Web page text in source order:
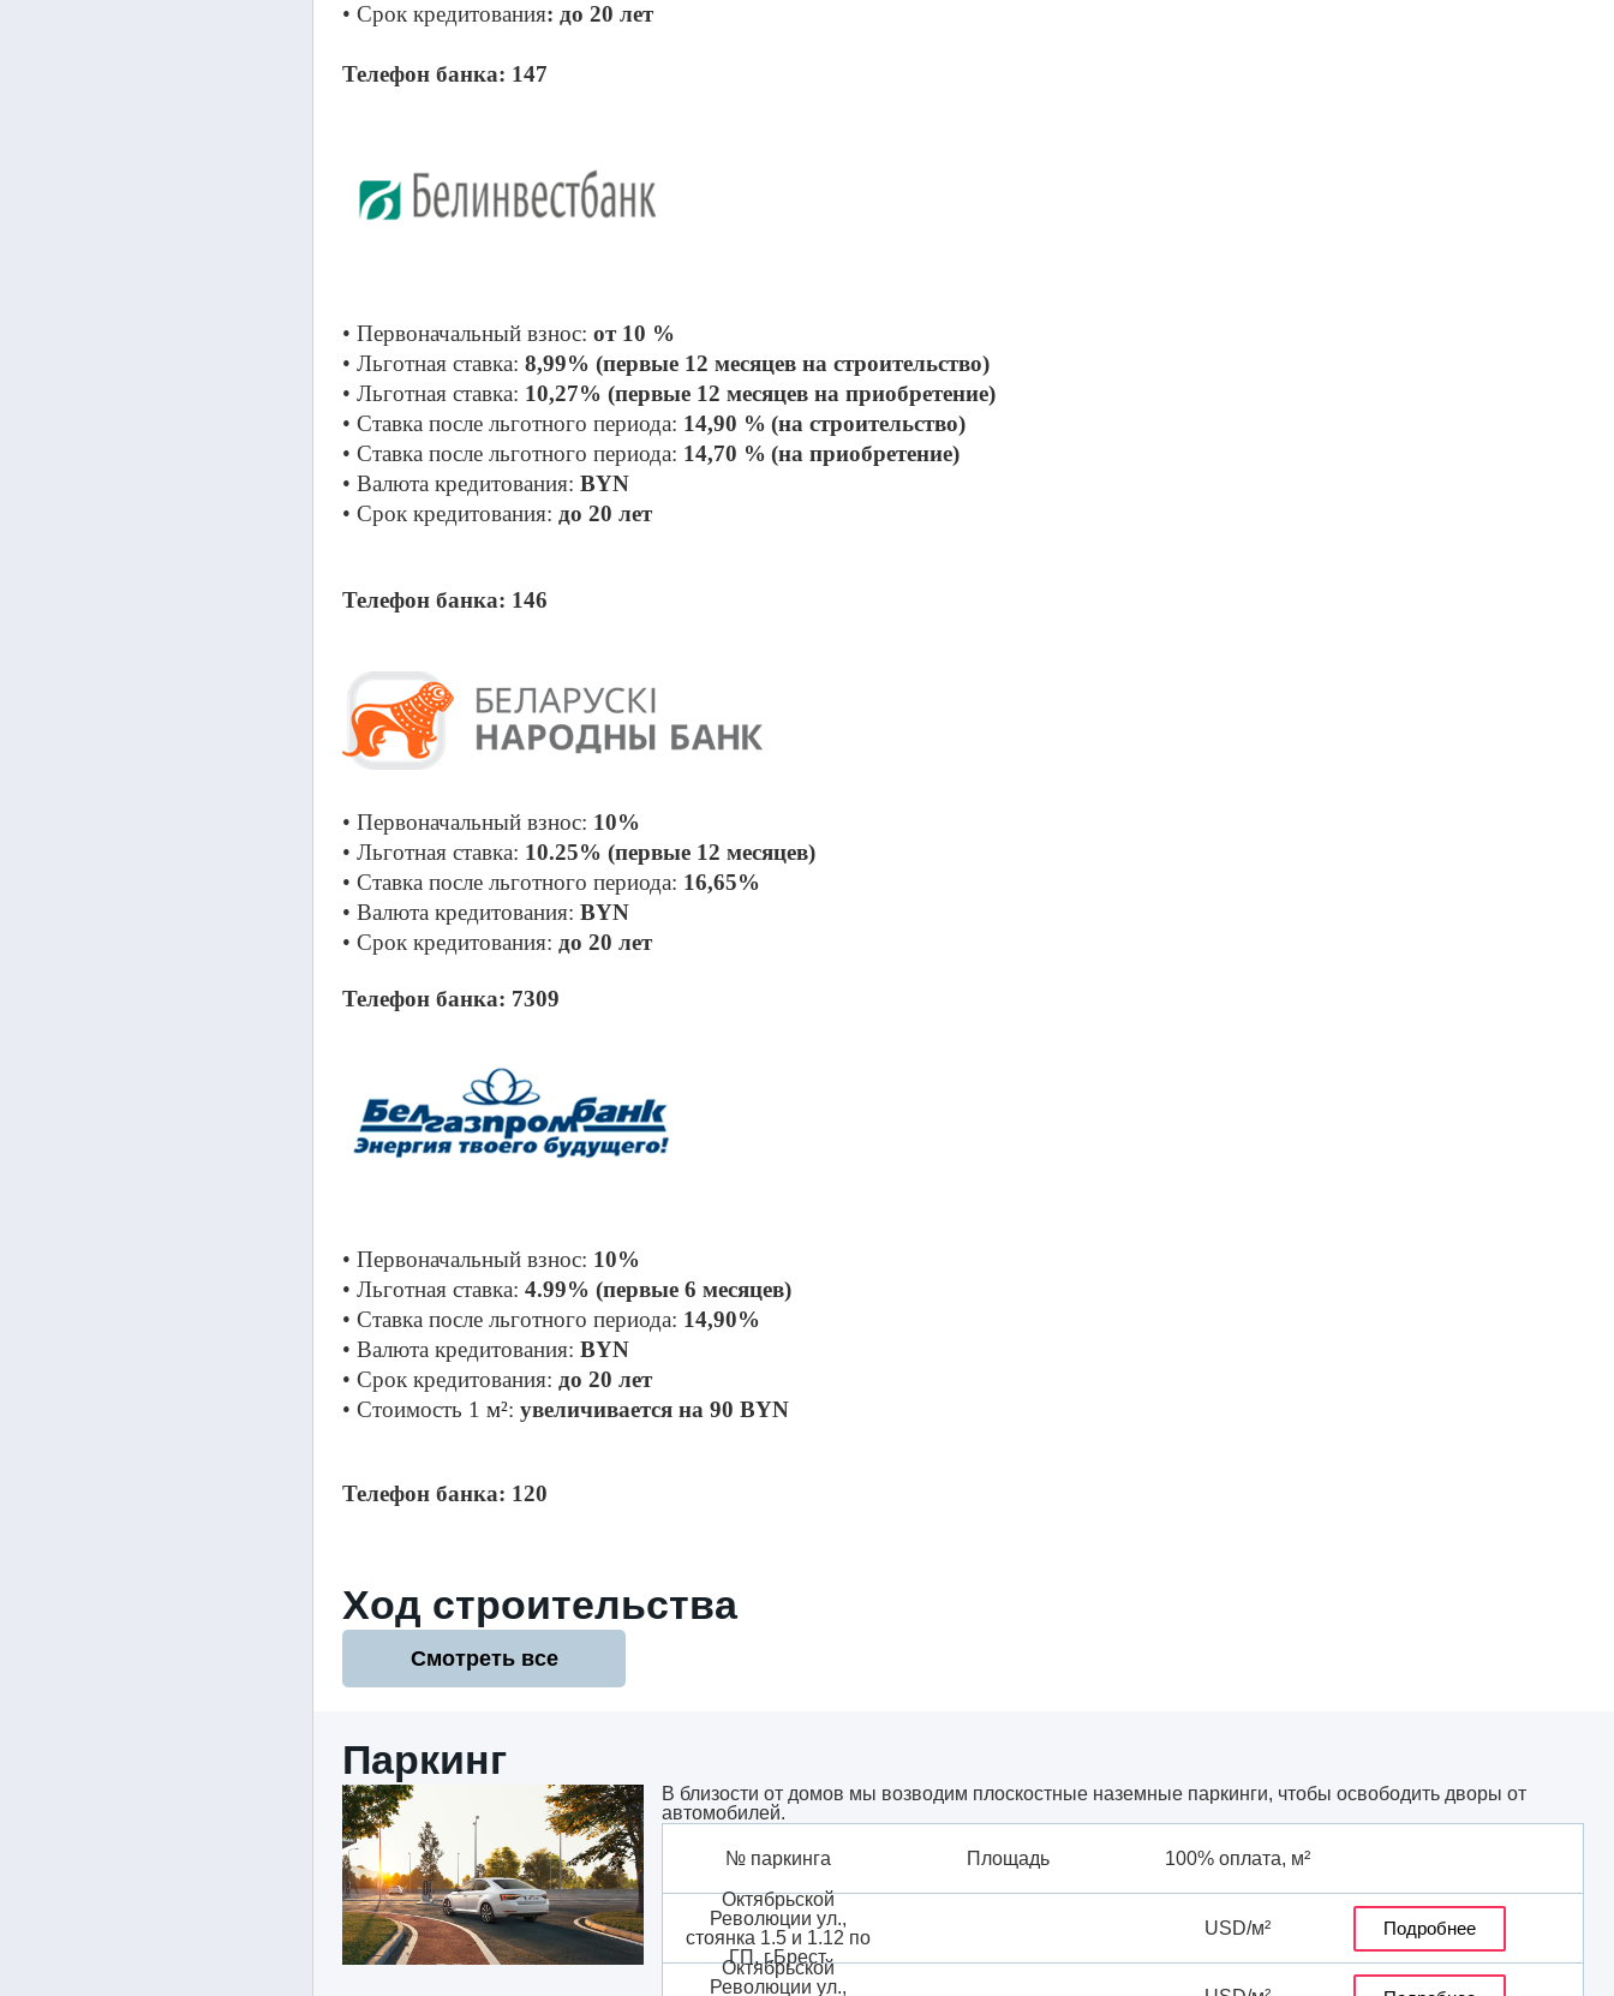
• Срок кредитования: до 20 лет
Телефон банка: 147
• Первоначальный взнос: от 10 %
• Льготная ставка: 8,99% (первые 12 месяцев на строительство)
• Льготная ставка: 10,27% (первые 12 месяцев на приобретение)
• Ставка после льготного периода: 14,90 % (на строительство)
• Ставка после льготного периода: 14,70 % (на приобретение)
• Валюта кредитования: BYN
• Срок кредитования: до 20 лет
Телефон банка: 146
• Первоначальный взнос: 10%
• Льготная ставка: 10.25% (первые 12 месяцев)
• Ставка после льготного периода: 16,65%
• Валюта кредитования: BYN
• Срок кредитования: до 20 лет
Телефон банка: 7309
• Первоначальный взнос: 10%
• Льготная ставка: 4.99% (первые 6 месяцев)
• Ставка после льготного периода: 14,90%
• Валюта кредитования: BYN
• Срок кредитования: до 20 лет
• Cтоимость 1 м²: увеличивается на 90 BYN
Телефон банка: 120
Ход строительства
Смотреть все
Паркинг
В близости от домов мы возводим плоскостные наземные паркинги, чтобы освободить дворы от
автомобилей.
№ паркинга Площадь
100% оплата, м²
Октябрьской
Революции ул.,
стоянка 1.5 и 1.12 по
ГП, г.Брест
USD/м²
Подробнее
Октябрьской
Революции ул.,